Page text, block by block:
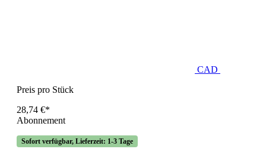
CAD
Preis pro Stück
28,74 €*
Abonnement
Sofort verfügbar, Lieferzeit: 1-3 Tage